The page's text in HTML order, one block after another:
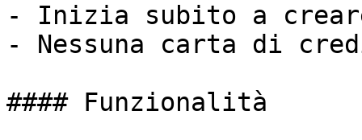
- Inizia subito a
- Nessuna carta di
#### Funzionalità